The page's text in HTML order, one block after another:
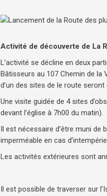
Activité de découverte de La
L’activité se décline en deux
Bâtisseurs au 107 Chemin de la
d’un des sites de le route seront
Une visite guidée de 4 sites
devant l’église à 7h00 du matin).
Il est nécessaire d’être muni de
imperméable en cas
Les activités extérieures sont
Il est possible de traverser sur